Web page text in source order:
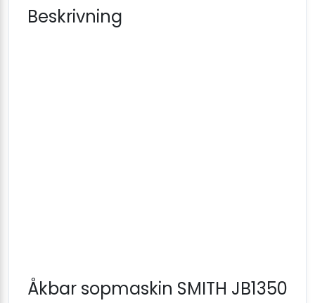
Beskrivning
Åkbar sopmaskin SMITH JB1350